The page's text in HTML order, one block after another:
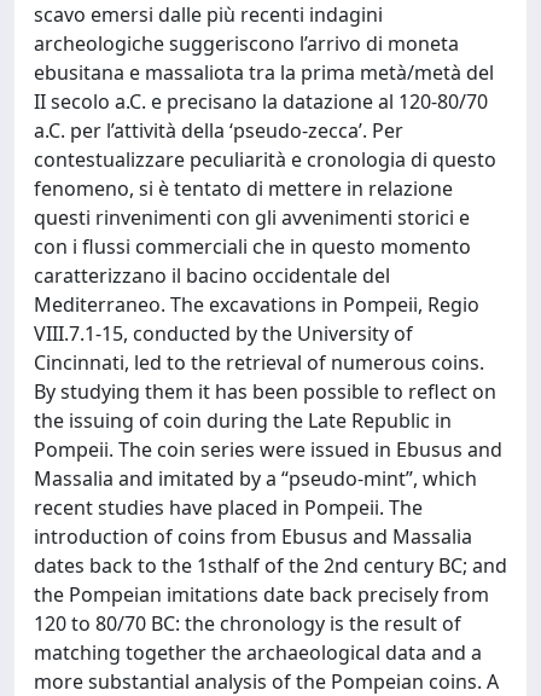
scavo emersi dalle più recenti indagini
archeologiche suggeriscono l’arrivo di moneta
ebusitana e massaliota tra la prima metà/metà del
II secolo a.C. e precisano la datazione al 120-80/70
a.C. per l’attività della ‘pseudo-zecca’. Per
contestualizzare peculiarità e cronologia di questo
fenomeno, si è tentato di mettere in relazione
questi rinvenimenti con gli avvenimenti storici e
con i flussi commerciali che in questo momento
caratterizzano il bacino occidentale del
Mediterraneo. The excavations in Pompeii, Regio
VIII.7.1-15, conducted by the University of
Cincinnati, led to the retrieval of numerous coins.
By studying them it has been possible to reflect on
the issuing of coin during the Late Republic in
Pompeii. The coin series were issued in Ebusus and
Massalia and imitated by a “pseudo-mint”, which
recent studies have placed in Pompeii. The
introduction of coins from Ebusus and Massalia
dates back to the 1sthalf of the 2nd century BC; and
the Pompeian imitations date back precisely from
120 to 80/70 BC: the chronology is the result of
matching together the archaeological data and a
more substantial analysis of the Pompeian coins. A